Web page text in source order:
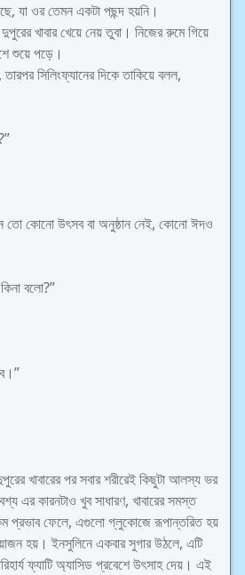
যা ওর তেমন একটা পছন্দ হয়নি।
খাবার খেয়ে নেয় তুবা। নিজের রুমে গিয়ে
শুয়ে পড়ে।
সিলিংফ্যানের দিকে তাকিয়ে বলল,
তো কোনো উৎসব বা অনুষ্ঠান নেই, কোনো ঈদও
বলো?”
খাবারের পর সবার শরীরেই কিছুটা আলস্য ভর
এর কারনটাও খুব সাধারণ, খাবারের সমস্ত
প্রভাব ফেলে, এগুলো গ্লুকোজে রূপান্তরিত হয়
হয়। ইনসুলিনে একবার সুগার উঠলে, এটি
ফ্যাটি অ্যাসিড প্রবেশে উৎসাহ দেয়। এই